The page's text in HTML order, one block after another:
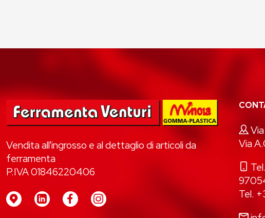
Vendita all'ingrosso e al dettaglio di articoli da
ferramenta
P.IVA 01846220406
Via
Tel.